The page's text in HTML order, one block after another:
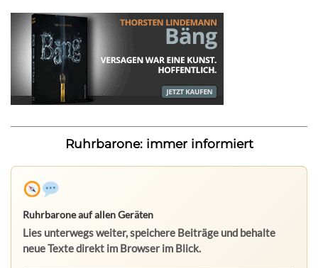
Ruhrbarone: immer informiert
Ruhrbarone auf allen Geräten
Lies unterwegs weiter, speichere Beiträge und behalte
neue Texte direkt im Browser im Blick.